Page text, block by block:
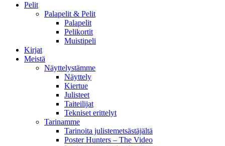
Pelit
Palapelit & Pelit
Palapelit
Pelikortit
Muistipeli
Kirjat
Meistä
Näyttelystämme
Näyttely
Kiertue
Julisteet
Taiteilijat
Tekniset erittelyt
Tarinamme
Tarinoita julistemetsästäjältä
Poster Hunters – The Video